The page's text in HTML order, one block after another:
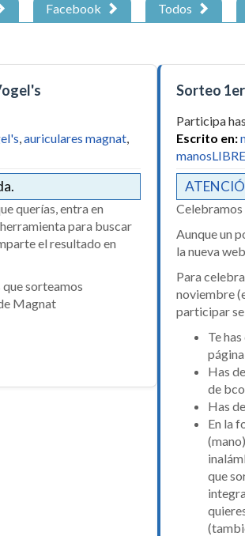
Facebook Todos
,auriculares magnat,
querías, entra en
para buscar
el resultado en
sorteamos
Magnat
Sorteo
Participa
Escrito en:
Celebramos
Aunque un
la nueva
Para
noviembre
participar
Te
Has
de
Has de
En la
que